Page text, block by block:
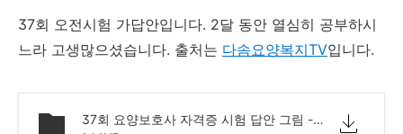
37회 오전시험 가답안입니다. 2달 동안 열심히 공부하시
느라 고생많으셨습니다. 출처는 다솜요양복지TV입니다.
37회 요양보호사 자격증 시험 답안 그림 - 오전 홀수.png